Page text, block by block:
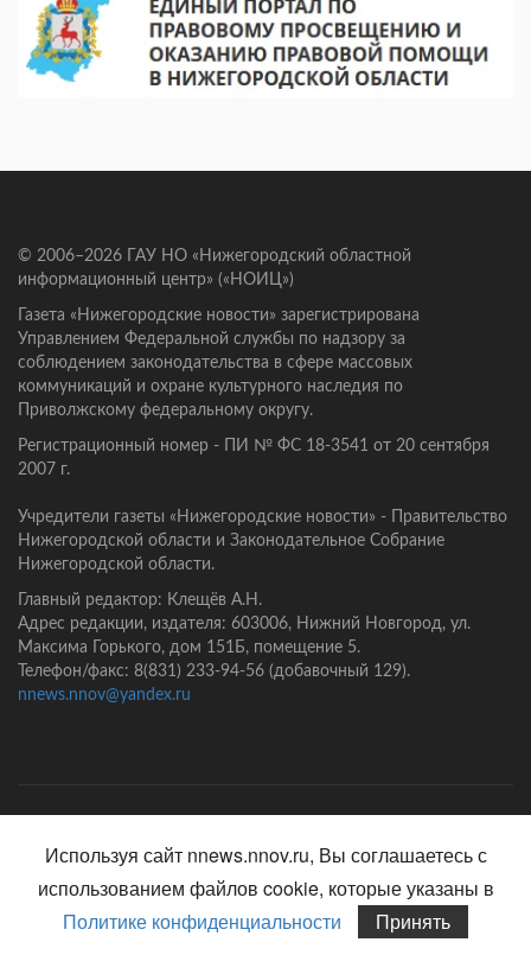
© 2006–2026 ГАУ НО «Нижегородский областной
информационный центр» («НОИЦ»)
Газета «Нижегородские новости» зарегистрирована
Управлением Федеральной службы по надзору за
соблюдением законодательства в сфере массовых
коммуникаций и охране культурного наследия по
Приволжскому федеральному округу.
Регистрационный номер - ПИ № ФС 18-3541 от 20 сентября
2007 г.
Учредители газеты «Нижегородские новости» - Правительство
Нижегородской области и Законодательное Собрание
Нижегородской области.
Главный редактор: Клещёв А.Н.
Адрес редакции, издателя: 603006, Нижний Новгород, ул.
Максима Горького, дом 151Б, помещение 5.
Телефон/факс: 8(831) 233-94-56 (добавочный 129).
nnews.nnov@yandex.ru
Используя сайт nnews.nnov.ru, Вы соглашаетесь с
использованием файлов cookie, которые указаны в
Политике конфиденциальности
Принять